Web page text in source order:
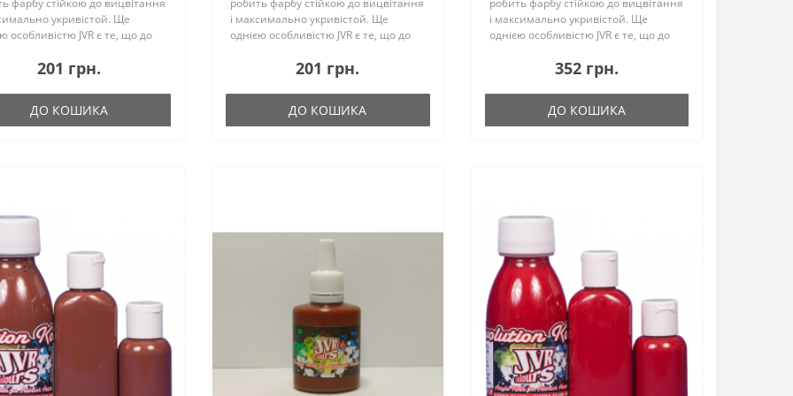
укривістой. Ще
особливістю JVR є те, що до
тому фарба швидко сохне.
201 грн.
ДО КОШИКА
і максимально укривістой. Ще
однією особливістю JVR є те, що до
речовину, тому фарба швидко сохне.
201 грн.
ДО КОШИКА
і максимально укривістой. Ще
однією особливістю JVR є те, що до
речовину, тому фарба швидко сохне.
352 грн.
ДО КОШИКА